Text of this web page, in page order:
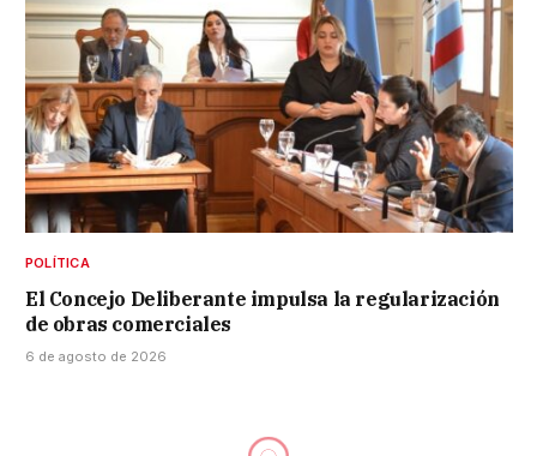
POLÍTICA
El Concejo Deliberante impulsa la regularización
de obras comerciales
6 de agosto de 2026